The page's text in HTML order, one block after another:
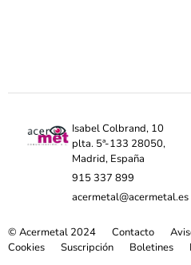
Isabel Colbrand, 10
plta. 5ª-133 28050,
Madrid, España
915 337 899
acermetal@acermetal.es
© Acermetal 2024 Contacto
Cookies
Suscripción Boletines